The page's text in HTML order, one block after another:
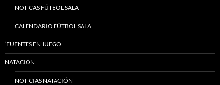
NOTICAS FÚTBOL SALA
CALENDARIO FÚTBOL SALA
‘FUENTES EN JUEGO’
NATACIÓN
NOTICIAS NATACIÓN